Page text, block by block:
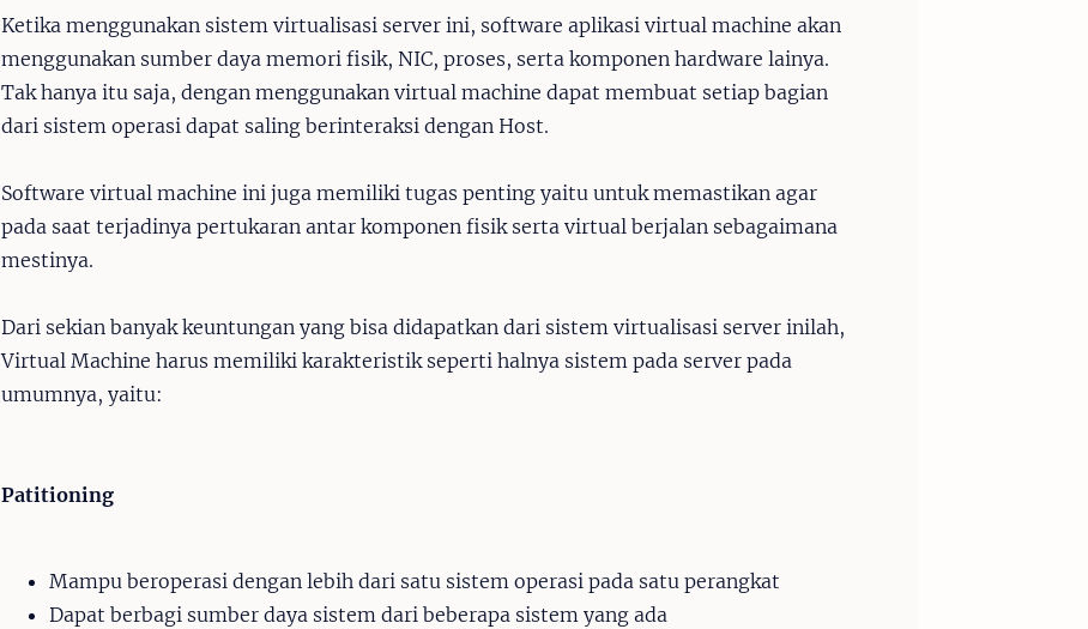
Ketika menggunakan sistem virtualisasi server ini, software aplikasi virtual machine akan
menggunakan sumber daya memori fisik, NIC, proses, serta komponen hardware lainya.
Tak hanya itu saja, dengan menggunakan virtual machine dapat membuat setiap bagian
dari sistem operasi dapat saling berinteraksi dengan Host.
Software virtual machine ini juga memiliki tugas penting yaitu untuk memastikan agar
pada saat terjadinya pertukaran antar komponen fisik serta virtual berjalan sebagaimana
mestinya.
Dari sekian banyak keuntungan yang bisa didapatkan dari sistem virtualisasi server inilah,
Virtual Machine harus memiliki karakteristik seperti halnya sistem pada server pada
umumnya, yaitu:
Patitioning
Mampu beroperasi dengan lebih dari satu sistem operasi pada satu perangkat
Dapat berbagi sumber daya sistem dari beberapa sistem yang ada